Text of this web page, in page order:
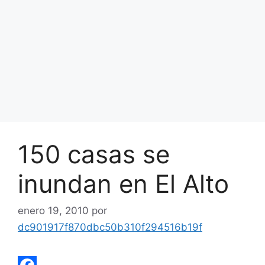
150 casas se
inundan en El Alto
enero 19, 2010 por
dc901917f870dbc50b310f294516b19f